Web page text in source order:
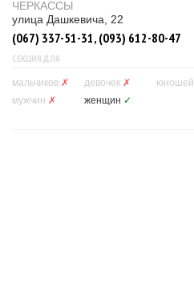
ЧЕРКАССЫ
улица Дашкевича, 22
(067) 337-51-31, (093) 612-80-47
СЕКЦИЯ ДЛЯ
мальчиков ✗ девочек ✗ юношей
мужчин ✗ женщин ✓